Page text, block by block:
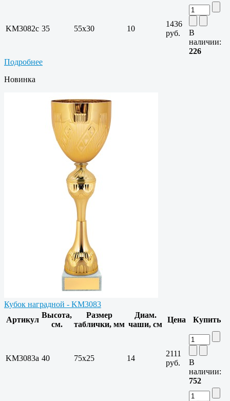
KM3082c 35 55х30 10
1436
руб.
В
наличии:
226
Подробнее
Новинка
Кубок наградной - KM3083
Артикул
Высота,
см.
Размер
таблички, мм
Диам.
чаши, см
Цена Купить
KM3083a 40 75х25 14
2111
руб.
В
наличии:
752